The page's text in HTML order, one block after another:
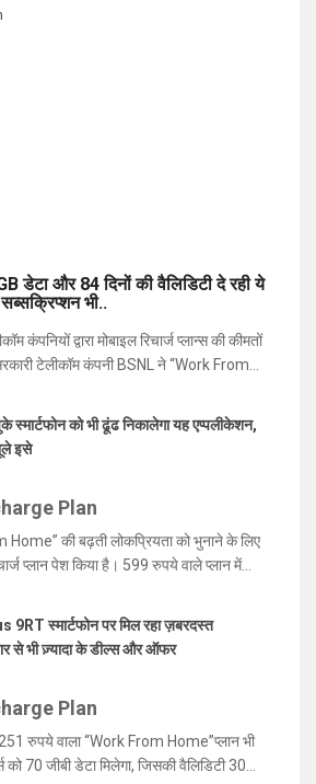
डेटा और 84 दिनों की वैलिडिटी दे रही ये
भी..
कंपनियों द्वारा मोबाइल रिचार्ज प्लान्स की कीमतों
टेलीकॉम कंपनी BSNL ने “Work From
कीमत महज 599 रूपये है। इस प्लान में यूजर्स को
इस प्लान (
BSNL 599 Recharge
की होगी। इस प्लान में मुफ्त वॉइस कॉलिंग के
इस प्लान के जरिये BSNL प्राइवेट कंपनियों
टक्कर देती दिख रही है।
स्मार्टफोन को भी ढूंढ निकालेगा यह एप्पलीकेशन,
इसे
Plan
की बढ़ती लोकप्रियता को भुनाने के लिए
प्लान पेश किया है। 599 रुपये वाले प्लान में
Kbps हो जायेगी। इस प्लान में प्रतिदिन 100
है। इस प्लान की वैलिडिटी 84 दिनों की है।
के जरिए BSNL की वेबसाइट या फिर सेल्फ केयर
स्मार्टफोन पर मिल रहा ज़बरदस्त
से भी ज़्यादा के डील्स और ऑफर
Plan
रुपये वाला “Work From Home”प्लान भी
70 जीबी डेटा मिलेगा, जिसकी वैलिडिटी 30